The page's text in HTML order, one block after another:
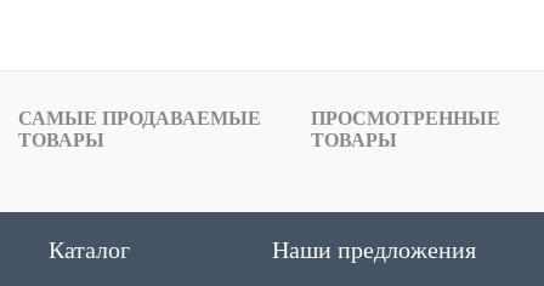
САМЫЕ ПРОДАВАЕМЫЕ
ТОВАРЫ
ПРОСМОТРЕННЫЕ
ТОВАРЫ
Каталог Наши предложения